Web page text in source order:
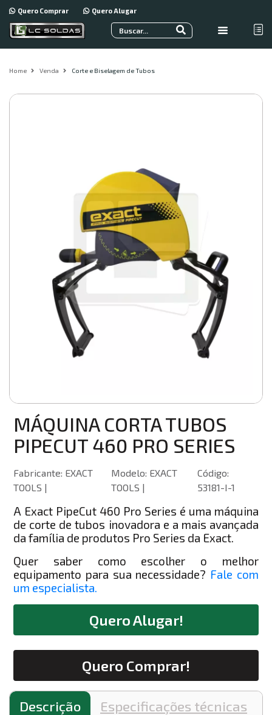
Quero Comprar Quero Alugar
Home Venda Corte e Biselagem de Tubos
MÁQUINA CORTA TUBOS
PIPECUT 460 PRO SERIES
Fabricante: EXACT
TOOLS |
Modelo: EXACT
TOOLS |
Código:
53181-I-1
A Exact PipeCut 460 Pro Series é uma máquina
de corte de tubos inovadora e a mais avançada
da família de produtos Pro Series da Exact.
Quer saber como escolher o melhor
equipamento para sua necessidade? Fale com
um especialista.
Quero Alugar!
Quero Comprar!
Descrição Especificações técnicas